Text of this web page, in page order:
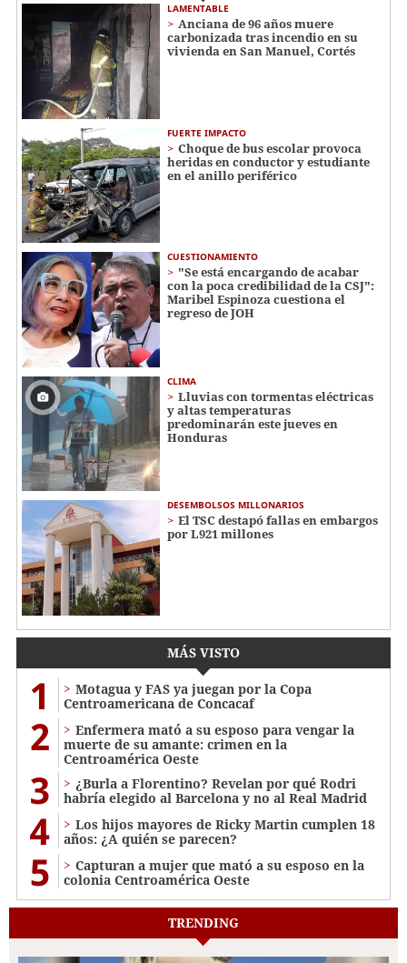
LAMENTABLE
Anciana de 96 años muere
carbonizada tras incendio en su
vivienda en San Manuel, Cortés
FUERTE IMPACTO
Choque de bus escolar provoca
heridas en conductor y estudiante
en el anillo periférico
CUESTIONAMIENTO
"Se está encargando de acabar
con la poca credibilidad de la CSJ":
Maribel Espinoza cuestiona el
regreso de JOH
CLIMA
Lluvias con tormentas eléctricas
y altas temperaturas
predominarán este jueves en
Honduras
DESEMBOLSOS MILLONARIOS
El TSC destapó fallas en embargos
por L921 millones
MÁS VISTO
1
Motagua y FAS ya juegan por la Copa
Centroamericana de Concacaf
2
Enfermera mató a su esposo para vengar la
muerte de su amante: crimen en la
Centroamérica Oeste
3
¿Burla a Florentino? Revelan por qué Rodri
habría elegido al Barcelona y no al Real Madrid
4
Los hijos mayores de Ricky Martin cumplen 18
años: ¿A quién se parecen?
5
Capturan a mujer que mató a su esposo en la
colonia Centroamérica Oeste
TRENDING